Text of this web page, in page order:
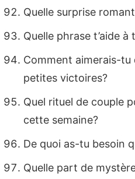
Quelle surprise
Quelle phrase t’aide
Comment aimerais-tu
petites victoires?
Quel rituel de couple
cette semaine?
De quoi as-tu besoin
Quelle part de